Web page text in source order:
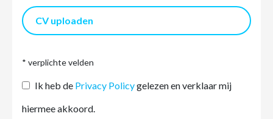
CV uploaden
* verplichte velden
Ik heb de Privacy Policygelezen en verklaar mij
hiermee akkoord.